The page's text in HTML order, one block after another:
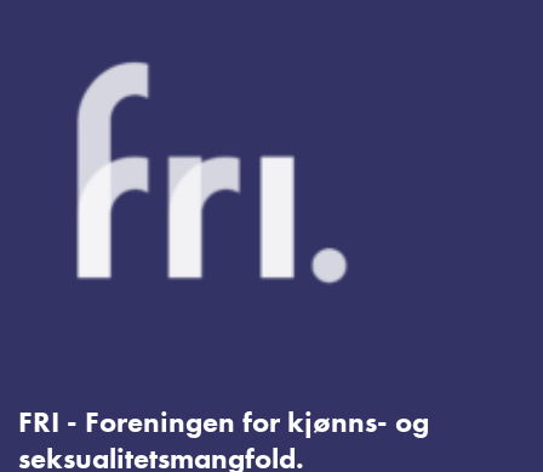
FRI - Foreningen for kjønns- og
seksualitetsmangfold.